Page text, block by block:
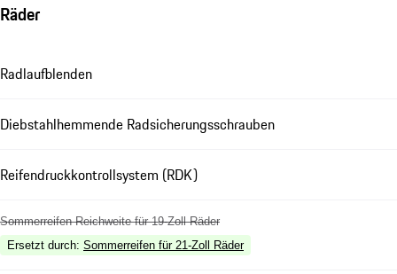
Räder
Radlaufblenden
Diebstahlhemmende Radsicherungsschrauben
Reifendruckkontrollsystem (RDK)
Sommerreifen Reichweite für 19-Zoll Räder
Ersetzt durch: Sommerreifen für 21-Zoll Räder